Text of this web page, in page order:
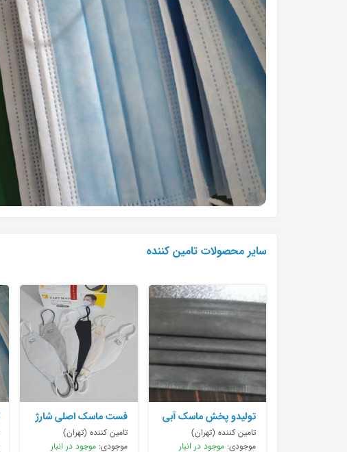
سایر محصولات تامین کننده
تولیدو پخش ماسک آبی
.سفید .
تامین کننده (تهران)
موجودی: موجود در انبار
فست ماسک اصلی شارژ
شد
تامین کننده (تهران)
موجودی:موجود در انبار